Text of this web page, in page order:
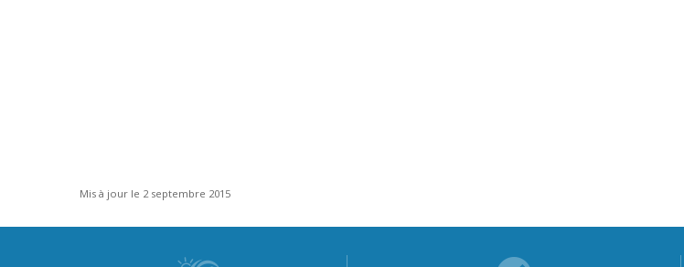
Mis à jour le 2 septembre 2015